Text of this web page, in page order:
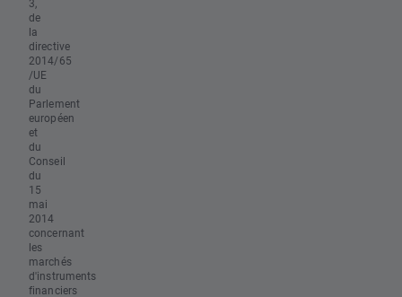
3,
de
la
directive
2014/65
/UE
du
Parlement
européen
et
du
Conseil
du
15
mai
2014
concernant
les
marchés
d'instruments
financiers